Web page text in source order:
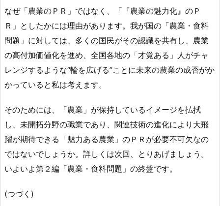
なぜ「農業のＰＲ」ではなく、「『農業の魅力化』のＰ
Ｒ」としたかには理由があります。我が国の「農業・食料
問題」に対しては、多くの国民がその認識を共有し、農業
の高付加価値化を進め、全国各地の「才覚ある」人がチャ
レンジするような“輪を広げる”ことに未来の農業の成否がか
かっていると私は考えます。
そのためには、「農業」が保持しているイメージを払拭
し、未開拓分野の職業であり、関連技術の進化により大飛
躍が期待できる「魅力ある農業」のＰＲが必要不可欠なの
ではないでしょうか。詳しくは次回、とりあげましょう。
いよいよ第２編「農業・食料問題」の終盤です。
(つづく)